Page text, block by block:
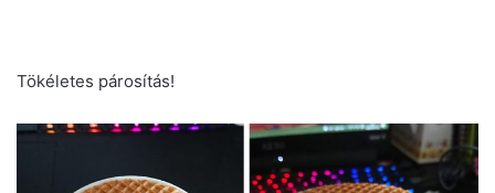
Tökéletes párosítás!